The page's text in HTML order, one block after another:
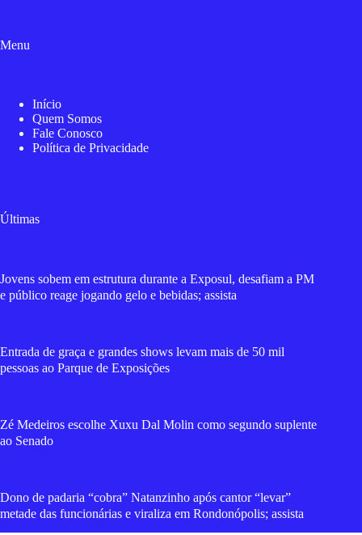
Menu
Início
Quem Somos
Fale Conosco
Política de Privacidade
Últimas
Jovens sobem em estrutura durante a Exposul, desafiam a PM
e público reage jogando gelo e bebidas; assista
Entrada de graça e grandes shows levam mais de 50 mil
pessoas ao Parque de Exposições
Zé Medeiros escolhe Xuxu Dal Molin como segundo suplente
ao Senado
Dono de padaria “cobra” Natanzinho após cantor “levar”
metade das funcionárias e viraliza em Rondonópolis; assista